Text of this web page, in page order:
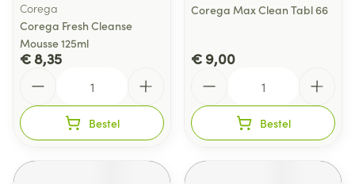
Corega
Corega Fresh Cleanse
Mousse 125ml
€ 8,35
Bestel
Corega Max Clean Tabl 66
€ 9,00
Bestel